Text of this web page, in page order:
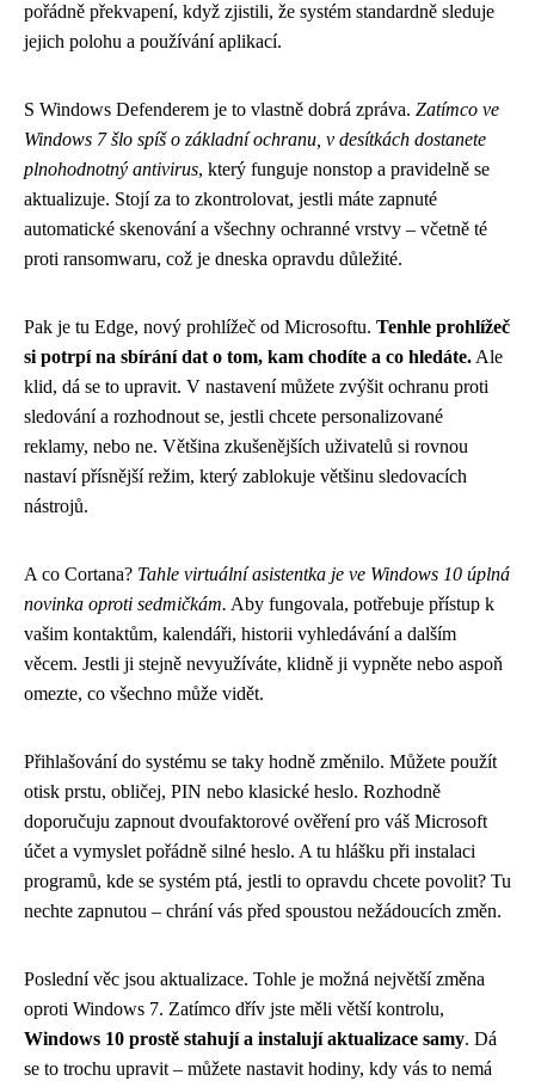
pořádně překvapení, když zjistili, že systém standardně sleduje
jejich polohu a používání aplikací.
S Windows Defenderem je to vlastně dobrá zpráva. Zatímco ve
Windows 7 šlo spíš o základní ochranu, v desítkách dostanete
plnohodnotný antivirus, který funguje nonstop a pravidelně se
aktualizuje. Stojí za to zkontrolovat, jestli máte zapnuté
automatické skenování a všechny ochranné vrstvy – včetně té
proti ransomwaru, což je dneska opravdu důležité.
Pak je tu Edge, nový prohlížeč od Microsoftu. Tenhle prohlížeč
si potrpí na sbírání dat o tom, kam chodíte a co hledáte. Ale
klid, dá se to upravit. V nastavení můžete zvýšit ochranu proti
sledování a rozhodnout se, jestli chcete personalizované
reklamy, nebo ne. Většina zkušenějších uživatelů si rovnou
nastaví přísnější režim, který zablokuje většinu sledovacích
nástrojů.
A co Cortana? Tahle virtuální asistentka je ve Windows 10 úplná
novinka oproti sedmičkám. Aby fungovala, potřebuje přístup k
vašim kontaktům, kalendáři, historii vyhledávání a dalším
věcem. Jestli ji stejně nevyužíváte, klidně ji vypněte nebo aspoň
omezte, co všechno může vidět.
Přihlašování do systému se taky hodně změnilo. Můžete použít
otisk prstu, obličej, PIN nebo klasické heslo. Rozhodně
doporučuju zapnout dvoufaktorové ověření pro váš Microsoft
účet a vymyslet pořádně silné heslo. A tu hlášku při instalaci
programů, kde se systém ptá, jestli to opravdu chcete povolit? Tu
nechte zapnutou – chrání vás před spoustou nežádoucích změn.
Poslední věc jsou aktualizace. Tohle je možná největší změna
oproti Windows 7. Zatímco dřív jste měli větší kontrolu,
Windows 10 prostě stahují a instalují aktualizace samy. Dá
se to trochu upravit – můžete nastavit hodiny, kdy vás to nemá